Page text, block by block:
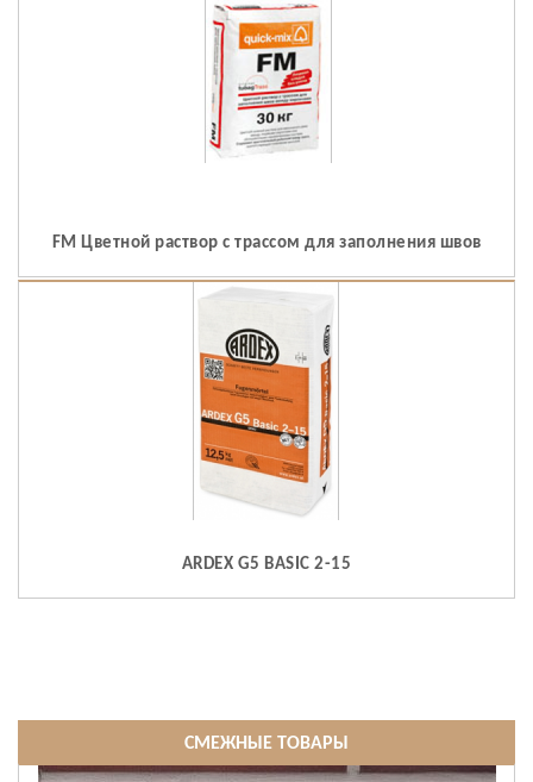
FM Цветной раствор с трассом для заполнения швов
ARDEX G5 BASIC 2-15
СМЕЖНЫЕ ТОВАРЫ